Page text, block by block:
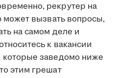
рекрутер на
может вызвать вопросы,
на самом деле и
к вакансии
заведомо ниже
этим грешат